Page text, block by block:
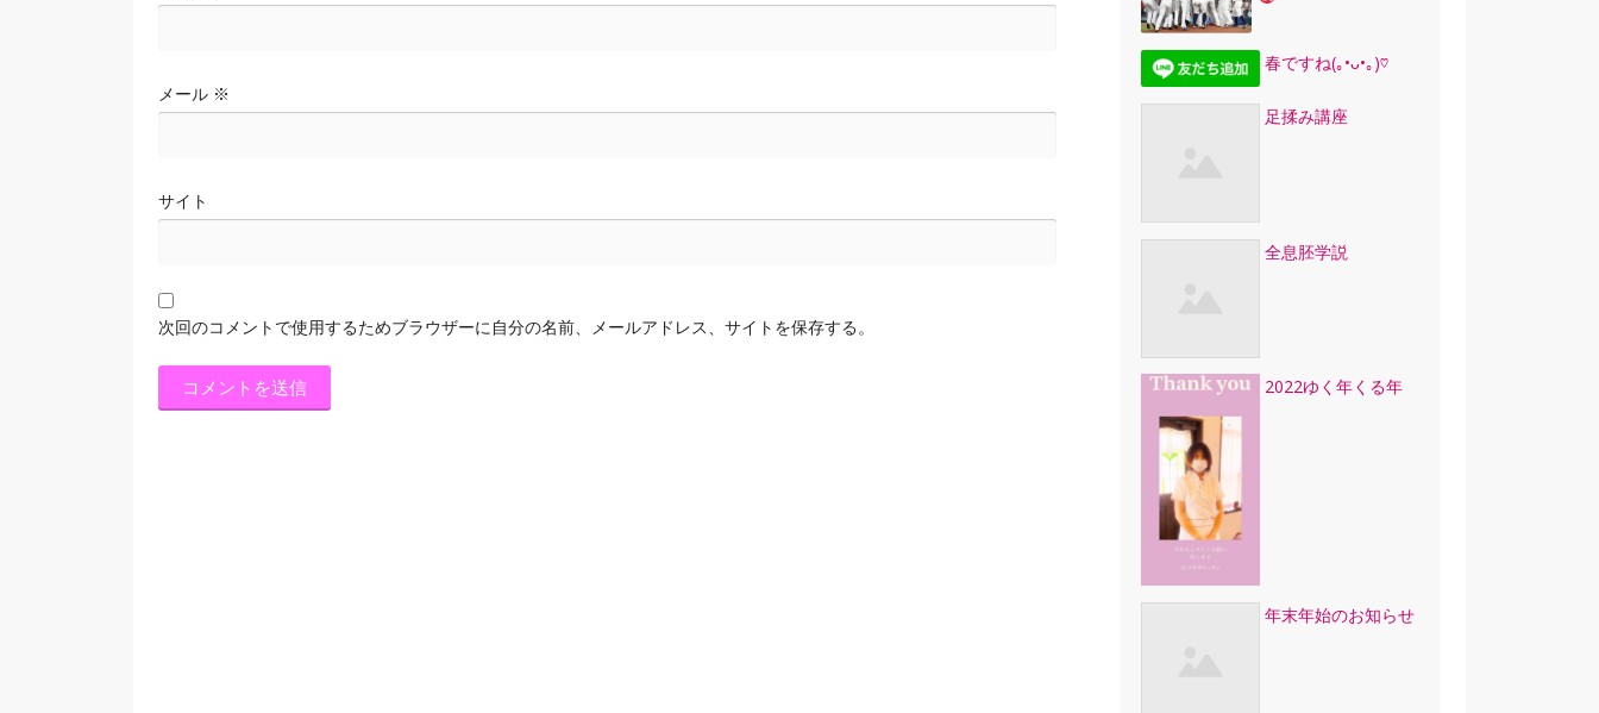
メール ※
サイト
次回のコメントで使用するためブラウザーに自分の名前、メールアドレス、サイトを保存する。
春ですね(｡•ᴗ•｡)♡
足揉み講座
全息胚学説
2022ゆく年くる年
年末年始のお知らせ